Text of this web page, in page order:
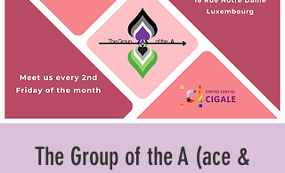
The Group of the A (ace &